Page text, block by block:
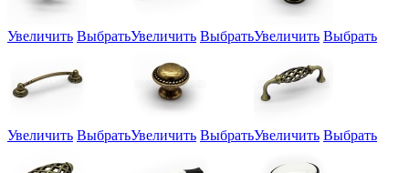
Увеличить ВыбратьУвеличить ВыбратьУвеличить Выбрать
Увеличить ВыбратьУвеличить ВыбратьУвеличить Выбрать